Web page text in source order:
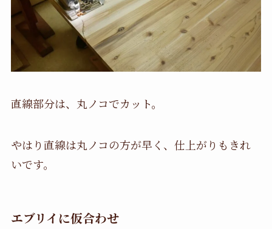
直線部分は、丸ノコでカット。
やはり直線は丸ノコの方が早く、仕上がりもきれ
いです。
エブリイに仮合わせ